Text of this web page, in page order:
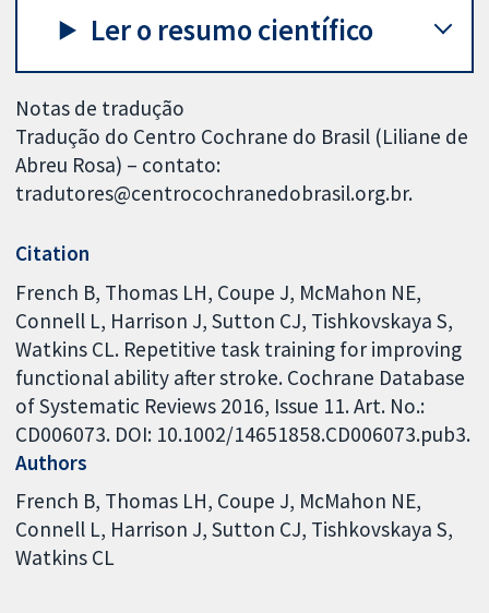
Ler o resumo científico
Notas de tradução
Tradução do Centro Cochrane do Brasil (Liliane de
Abreu Rosa) – contato:
tradutores@centrocochranedobrasil.org.br.
Citation
French B, Thomas LH, Coupe J, McMahon NE,
Connell L, Harrison J, Sutton CJ, Tishkovskaya S,
Watkins CL. Repetitive task training for improving
functional ability after stroke. Cochrane Database
of Systematic Reviews 2016, Issue 11. Art. No.:
CD006073. DOI: 10.1002/14651858.CD006073.pub3.
Authors
French B Thomas LH Coupe J McMahon NE
Connell L Harrison J Sutton CJ Tishkovskaya S
Watkins CL